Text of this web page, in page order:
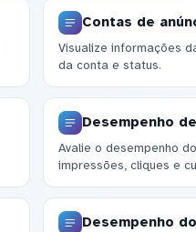
Contas de
Visualize informações
da conta e status.
Desempenho
Avalie o desempenho
impressões, cliques e
Desempenho